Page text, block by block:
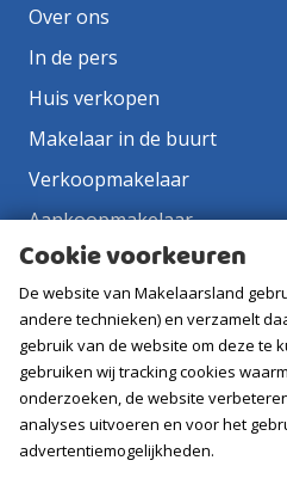
Over ons
In de pers
Huis verkopen
Makelaar in de buurt
Verkoopmakelaar
Aankoopmakelaar
Contact
Vacatures
Volg ons
Cookie voorkeuren
De website van Makelaarsland
andere technieken) en verzamelt
gebruik van de website om deze te
gebruiken wij tracking cookies
onderzoeken, de website
analyses uitvoeren en voor het
advertentiemogelijkheden.